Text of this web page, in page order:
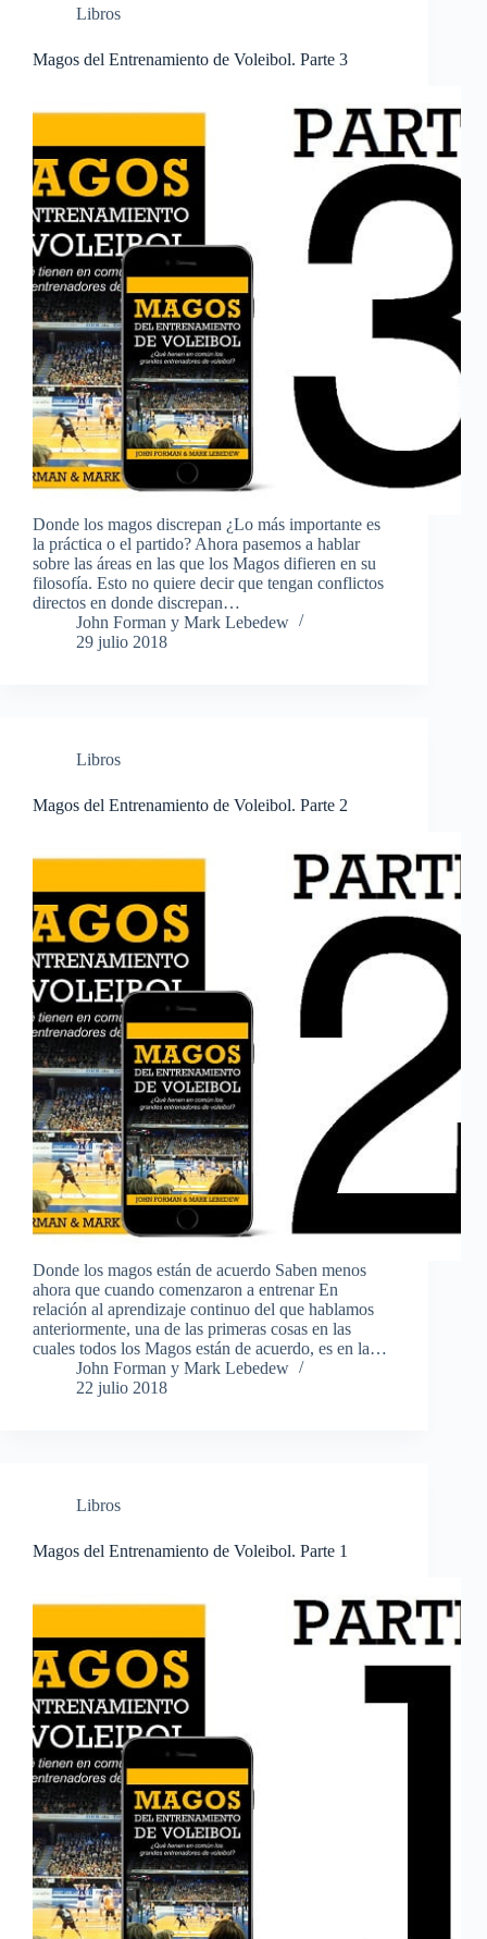
Libros
Magos del Entrenamiento de Voleibol. Parte 3
Donde los magos discrepan ¿Lo más importante es
la práctica o el partido? Ahora pasemos a hablar
sobre las áreas en las que los Magos difieren en su
filosofía. Esto no quiere decir que tengan conflictos
directos en donde discrepan…
John Forman y Mark Lebedew
29 julio 2018
Libros
Magos del Entrenamiento de Voleibol. Parte 2
Donde los magos están de acuerdo Saben menos
ahora que cuando comenzaron a entrenar En
relación al aprendizaje continuo del que hablamos
anteriormente, una de las primeras cosas en las
cuales todos los Magos están de acuerdo, es en la…
John Forman y Mark Lebedew
22 julio 2018
Libros
Magos del Entrenamiento de Voleibol. Parte 1